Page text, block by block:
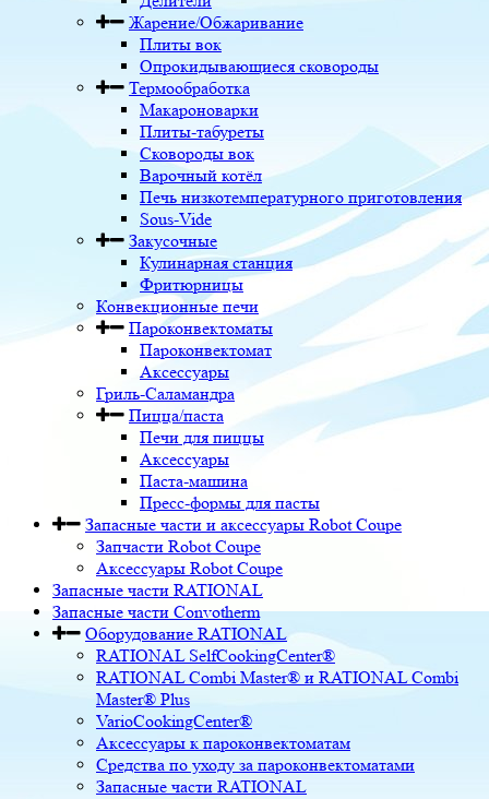
Жарение/Обжаривание
Плиты вок
Опрокидывающиеся сковороды
Термообработка
Макароноварки
Плиты-табуреты
Сковороды вок
Варочный котёл
Печь низкотемпературного приготовления
Sous-Vide
Закусочные
Кулинарная станция
Фритюрницы
Конвекционные печи
Пароконвектоматы
Пароконвектомат
Аксессуары
Гриль-Саламандра
Пицца/паста
Печи для пиццы
Аксессуары
Паста-машина
Пресс-формы для пасты
Запасные части и аксессуары Robot Coupe
Запчасти Robot Coupe
Аксессуары Robot Coupe
Запасные части RATIONAL
Запасные части Convotherm
Оборудование RATIONAL
RATIONAL SelfCookingCenter®
RATIONAL Combi Master® и RATIONAL Combi
Master® Plus
VarioCookingCenter®
Аксессуары к пароконвектоматам
Средства по уходу за пароконвектоматами
Запасные части RATIONAL